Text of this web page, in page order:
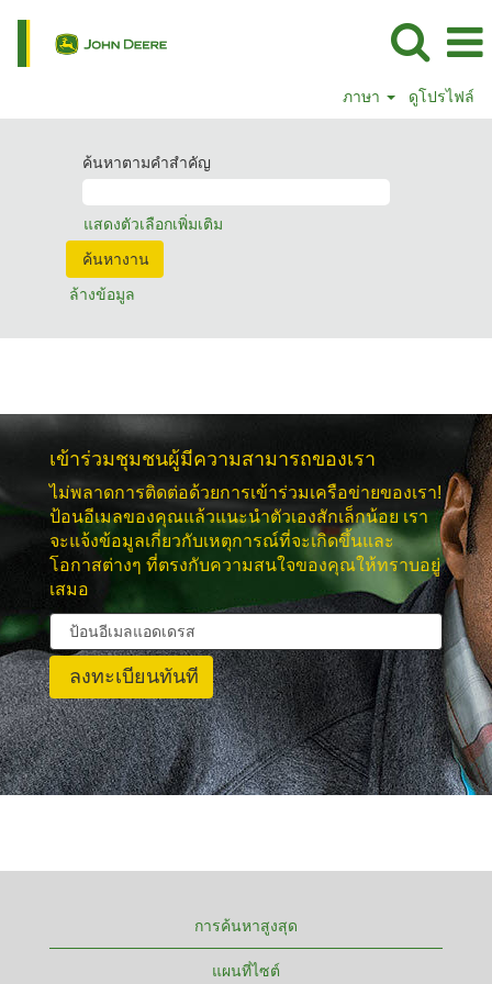
ภาษา ดูโปรไฟล์
ค้นหาตามคำสำคัญ
แสดงตัวเลือกเพิ่มเติม
ล้างข้อมูล
เข้าร่วมชุมชนผู้มีความสามารถของเรา
ไม่พลาดการติดต่อด้วยการเข้าร่วมเครือข่ายของเรา!
ป้อนอีเมลของคุณแล้วแนะนำตัวเองสักเล็กน้อย เรา
จะแจ้งข้อมูลเกี่ยวกับเหตุการณ์ที่จะเกิดขึ้นและ
โอกาสต่างๆ ที่ตรงกับความสนใจของคุณให้ทราบอยู่
เสมอ
การค้นหาสูงสุด
แผนที่ไซต์